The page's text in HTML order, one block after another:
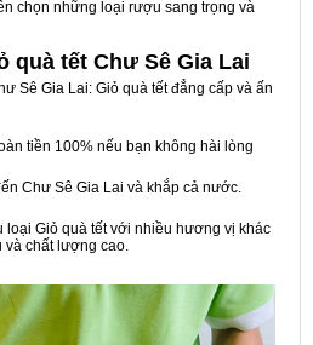
chọn những loại rượu sang trọng và
quà tết Chư Sê Gia Lai
Sê Gia Lai: Giỏ quà tết đẳng cấp và ấn
tiền 100% nếu bạn không hài lòng
Chư Sê Gia Lai và khắp cả nước.
Giỏ quà tết với nhiều hương vị khác
và chất lượng cao.